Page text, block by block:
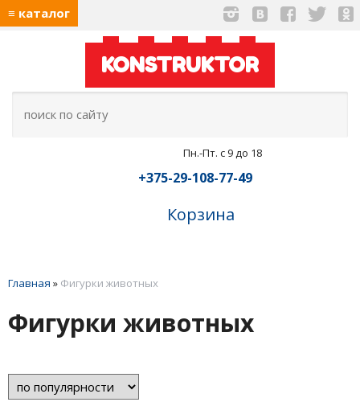
≡ каталог
KONSTRUKTOR
Пн.-Пт. с 9 до 18
+375-29-108-77-49
Корзина
Главная » Фигурки животных
Фигурки животных